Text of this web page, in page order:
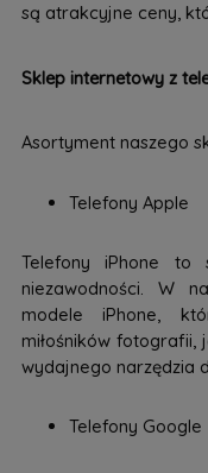
są atrakcyjne ceny,
Sklep internetowy z
Asortyment naszego
Telefony Apple
Telefony iPhone to
niezawodności. W
modele iPhone,
miłośników
wydajnego narzędzia
Telefony Google